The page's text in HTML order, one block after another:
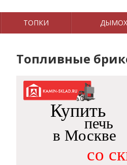
ТОПКИ
Топливные
Купить
печь
в Москве
со